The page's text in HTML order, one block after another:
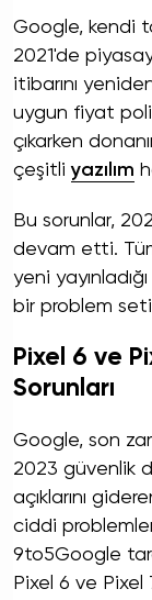
Google, kendi
2021'de
itibarını
uygun fiyat
çıkarken
çeşitliyazılım
Bu sorunlar,
devam etti.
yeni
bir problem
Pixel 6 ve
Sorunları
Google, son
2023 güvenlik
açıklarını
ciddi
9to5Google
Pixel 6 ve Pixel